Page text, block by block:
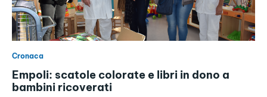
Cronaca
Empoli: scatole colorate e libri in dono a
bambini ricoverati